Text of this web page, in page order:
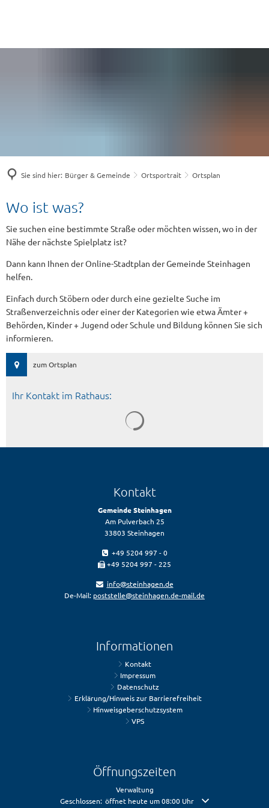
Sie sind hier: Bürger & Gemeinde Ortsportrait Ortsplan
Ortsplan
Wo ist was?
Sie suchen eine bestimmte Straße oder möchten wissen, wo in der
Nähe der nächste Spielplatz ist?
Dann kann Ihnen der Online-Stadtplan der Gemeinde Steinhagen
helfen.
Einfach durch Stöbern oder durch eine gezielte Suche im
Straßenverzeichnis oder einer der Kategorien wie etwa Ämter +
Behörden, Kinder + Jugend oder Schule und Bildung können Sie sich
informieren.
zum Ortsplan
Ihr Kontakt im Rathaus:
Kontakt
Gemeinde Steinhagen
Am Pulverbach 25
33803 Steinhagen
+49 5204 997 - 0
+49 5204 997 - 225
info@steinhagen.de
De-Mail: poststelle@steinhagen.de-mail.de
Informationen
Kontakt
Impressum
Datenschutz
Erklärung/Hinweis zur Barrierefreiheit
Hinweisgeberschutzsystem
VPS
Öffnungszeiten
Verwaltung
Klicken, um weitere Öffnungs- oder Schließzeiten
Geschlossen: öffnet heute um 08:00 Uhr